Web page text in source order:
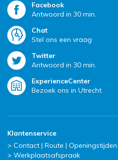
Facebook
Antwoord in 30 min.
Chat
Stel ons een vraag
Twitter
Antwoord in 30 min.
ExperienceCenter
Bezoek ons in Utrecht
Klantenservice
Contact | Route | Openingstijden
Werkplaatsafspraak